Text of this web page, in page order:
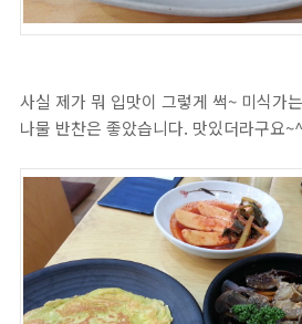
사실 제가 뭐 입맛이 그렇게 썩~ 미식가
나물 반찬은 좋았습니다. 맛있더라구요